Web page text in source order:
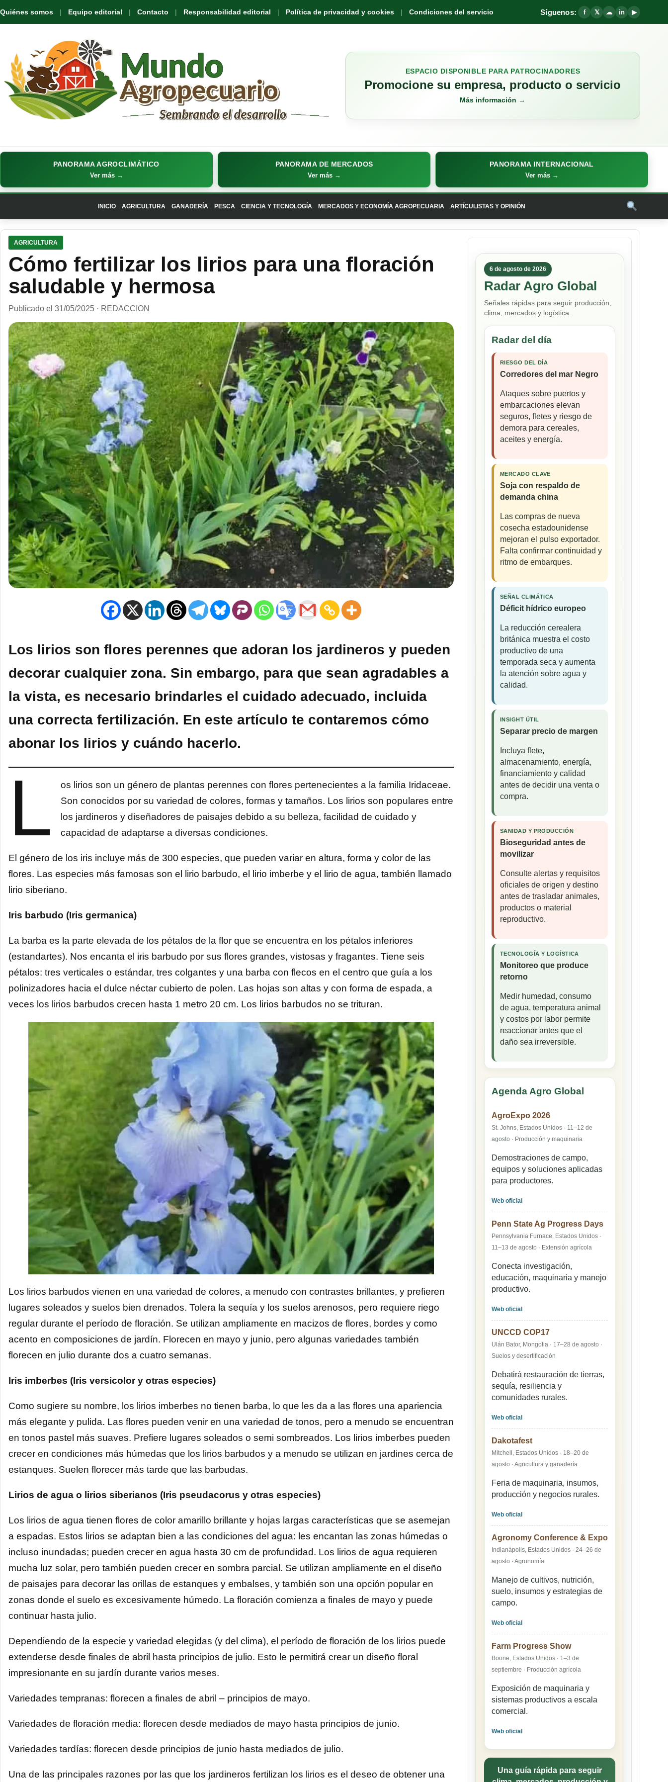
Quiénes somos Equipo editorial Contacto Responsabilidad editorial Política de privacidad y cookies Condiciones del servicio Síguenos: f 𝕏 ☁ in ▶
ESPACIO DISPONIBLE PARA PATROCINADORES
Promocione su empresa, producto o servicio
Más información →
PANORAMA AGROCLIMÁTICO
Ver más →
PANORAMA DE MERCADOS
Ver más →
PANORAMA INTERNACIONAL
Ver más →
INICIO AGRICULTURA GANADERÍA PESCA CIENCIA Y TECNOLOGÍA MERCADOS Y ECONOMÍA AGROPECUARIA ARTÍCULISTAS Y OPINIÓN
AGRICULTURA
Cómo fertilizar los lirios para una floración
saludable y hermosa
Publicado el 31/05/2025 · REDACCION
Los lirios son flores perennes que adoran los jardineros y pueden
decorar cualquier zona. Sin embargo, para que sean agradables a
la vista, es necesario brindarles el cuidado adecuado, incluida
una correcta fertilización. En este artículo te contaremos cómo
abonar los lirios y cuándo hacerlo.
L
os lirios son un género de plantas perennes con flores pertenecientes a la familia Iridaceae.
Son conocidos por su variedad de colores, formas y tamaños. Los lirios son populares entre
los jardineros y diseñadores de paisajes debido a su belleza, facilidad de cuidado y
capacidad de adaptarse a diversas condiciones.
El género de los iris incluye más de 300 especies, que pueden variar en altura, forma y color de las
flores. Las especies más famosas son el lirio barbudo, el lirio imberbe y el lirio de agua, también llamado
lirio siberiano.
Iris barbudo (Iris germanica)
La barba es la parte elevada de los pétalos de la flor que se encuentra en los pétalos inferiores
(estandartes). Nos encanta el iris barbudo por sus flores grandes, vistosas y fragantes. Tiene seis
pétalos: tres verticales o estándar, tres colgantes y una barba con flecos en el centro que guía a los
polinizadores hacia el dulce néctar cubierto de polen. Las hojas son altas y con forma de espada, a
veces los lirios barbudos crecen hasta 1 metro 20 cm. Los lirios barbudos no se trituran.
Los lirios barbudos vienen en una variedad de colores, a menudo con contrastes brillantes, y prefieren
lugares soleados y suelos bien drenados. Tolera la sequía y los suelos arenosos, pero requiere riego
regular durante el período de floración. Se utilizan ampliamente en macizos de flores, bordes y como
acento en composiciones de jardín. Florecen en mayo y junio, pero algunas variedades también
florecen en julio durante dos a cuatro semanas.
Iris imberbes (Iris versicolor y otras especies)
Como sugiere su nombre, los lirios imberbes no tienen barba, lo que les da a las flores una apariencia
más elegante y pulida. Las flores pueden venir en una variedad de tonos, pero a menudo se encuentran
en tonos pastel más suaves. Prefiere lugares soleados o semi sombreados. Los lirios imberbes pueden
crecer en condiciones más húmedas que los lirios barbudos y a menudo se utilizan en jardines cerca de
estanques. Suelen florecer más tarde que las barbudas.
Lirios de agua o lirios siberianos (Iris pseudacorus y otras especies)
Los lirios de agua tienen flores de color amarillo brillante y hojas largas características que se asemejan
a espadas. Estos lirios se adaptan bien a las condiciones del agua: les encantan las zonas húmedas o
incluso inundadas; pueden crecer en agua hasta 30 cm de profundidad. Los lirios de agua requieren
mucha luz solar, pero también pueden crecer en sombra parcial. Se utilizan ampliamente en el diseño
de paisajes para decorar las orillas de estanques y embalses, y también son una opción popular en
zonas donde el suelo es excesivamente húmedo. La floración comienza a finales de mayo y puede
continuar hasta julio.
Dependiendo de la especie y variedad elegidas (y del clima), el período de floración de los lirios puede
extenderse desde finales de abril hasta principios de julio. Esto le permitirá crear un diseño floral
impresionante en su jardín durante varios meses.
Variedades tempranas: florecen a finales de abril – principios de mayo.
Variedades de floración media: florecen desde mediados de mayo hasta principios de junio.
Variedades tardías: florecen desde principios de junio hasta mediados de julio.
Una de las principales razones por las que los jardineros fertilizan los lirios es el deseo de obtener una
6 de agosto de 2026
Radar Agro Global
Señales rápidas para seguir producción,
clima, mercados y logística.
Radar del día
RIESGO DEL DÍA
Corredores del mar Negro
Ataques sobre puertos y
embarcaciones elevan
seguros, fletes y riesgo de
demora para cereales,
aceites y energía.
MERCADO CLAVE
Soja con respaldo de
demanda china
Las compras de nueva
cosecha estadounidense
mejoran el pulso exportador.
Falta confirmar continuidad y
ritmo de embarques.
SEÑAL CLIMÁTICA
Déficit hídrico europeo
La reducción cerealera
británica muestra el costo
productivo de una
temporada seca y aumenta
la atención sobre agua y
calidad.
INSIGHT ÚTIL
Separar precio de margen
Incluya flete,
almacenamiento, energía,
financiamiento y calidad
antes de decidir una venta o
compra.
SANIDAD Y PRODUCCIÓN
Bioseguridad antes de
movilizar
Consulte alertas y requisitos
oficiales de origen y destino
antes de trasladar animales,
productos o material
reproductivo.
TECNOLOGÍA Y LOGÍSTICA
Monitoreo que produce
retorno
Medir humedad, consumo
de agua, temperatura animal
y costos por labor permite
reaccionar antes que el
daño sea irreversible.
Agenda Agro Global
AgroExpo 2026
St. Johns, Estados Unidos · 11–12 de
agosto · Producción y maquinaria
Demostraciones de campo,
equipos y soluciones aplicadas
para productores.
Web oficial
Penn State Ag Progress Days
Pennsylvania Furnace, Estados Unidos ·
11–13 de agosto · Extensión agrícola
Conecta investigación,
educación, maquinaria y manejo
productivo.
Web oficial
UNCCD COP17
Ulán Bator, Mongolia · 17–28 de agosto ·
Suelos y desertificación
Debatirá restauración de tierras,
sequía, resiliencia y
comunidades rurales.
Web oficial
Dakotafest
Mitchell, Estados Unidos · 18–20 de
agosto · Agricultura y ganadería
Feria de maquinaria, insumos,
producción y negocios rurales.
Web oficial
Agronomy Conference & Expo
Indianápolis, Estados Unidos · 24–26 de
agosto · Agronomía
Manejo de cultivos, nutrición,
suelo, insumos y estrategias de
campo.
Web oficial
Farm Progress Show
Boone, Estados Unidos · 1–3 de
septiembre · Producción agrícola
Exposición de maquinaria y
sistemas productivos a escala
comercial.
Web oficial
Una guía rápida para seguir